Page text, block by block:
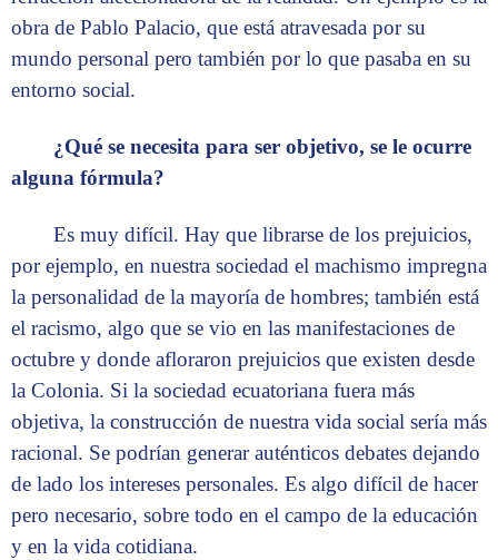
obra de Pablo Palacio, que está atravesada por su
mundo personal pero también por lo que pasaba en su
entorno social.
¿Qué se necesita para ser objetivo, se le ocurre
alguna fórmula?
Es muy difícil. Hay que librarse de los prejuicios,
por ejemplo, en nuestra sociedad el machismo impregna
la personalidad de la mayoría de hombres; también está
el racismo, algo que se vio en las manifestaciones de
octubre y donde afloraron prejuicios que existen desde
la Colonia. Si la sociedad ecuatoriana fuera más
objetiva, la construcción de nuestra vida social sería más
racional. Se podrían generar auténticos debates dejando
de lado los intereses personales. Es algo difícil de hacer
pero necesario, sobre todo en el campo de la educación
y en la vida cotidiana.